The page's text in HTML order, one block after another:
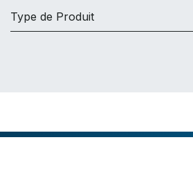
Type de Produit